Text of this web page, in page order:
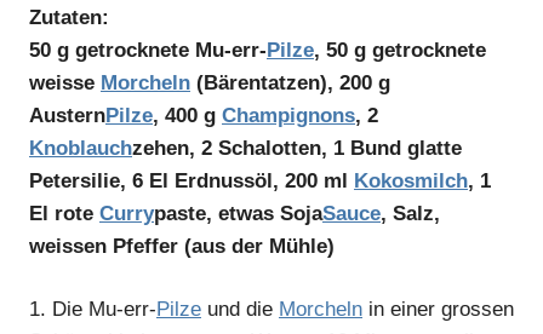
Zutaten:
50 g getrocknete Mu-err-Pilze, 50 g getrocknete
weisse Morcheln (Bärentatzen), 200 g
AusternPilze, 400 g Champignons, 2
Knoblauchzehen, 2 Schalotten, 1 Bund glatte
Petersilie, 6 El Erdnussöl, 200 ml Kokosmilch, 1
El rote Currypaste, etwas SojaSauce, Salz,
weissen Pfeffer (aus der Mühle)
1. Die Mu-err-Pilze und die Morcheln in einer grossen